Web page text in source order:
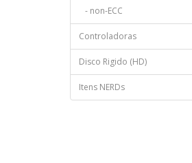
- non-ECC
Controladoras
Disco Rigido (HD)
Itens NERDs